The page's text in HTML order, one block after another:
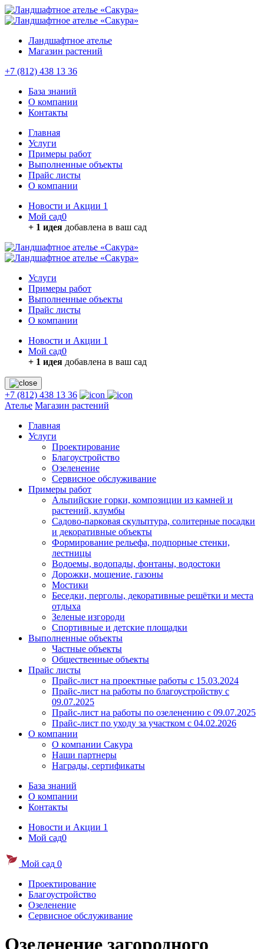
Ландшафтное ателье
Магазин растений
+7 (812) 438 13 36
База знаний
О компании
Контакты
Главная
Услуги
Примеры работ
Выполненные объекты
Прайс листы
О компании
Новости и Акции 1
Мой сад0
+ 1 идея добавлена в ваш сад
Услуги
Примеры работ
Выполненные объекты
Прайс листы
О компании
Новости и Акции 1
Мой сад0
+ 1 идея добавлена в ваш сад
+7 (812) 438 13 36
Ателье Магазин растений
Главная
Услуги
Проектирование
Благоустройство
Озеленение
Сервисное обслуживание
Примеры работ
Альпийские горки, композиции из камней и
растений, клумбы
Садово-парковая скульптура, солитерные посадки
и декоративные объекты
Формирование рельефа, подпорные стенки,
лестницы
Водоемы, водопады, фонтаны, водостоки
Дорожки, мощение, газоны
Мостики
Беседки, перголы, декоративные решётки и места
отдыха
Зеленые изгороди
Спортивные и детские площадки
Выполненные объекты
Частные объекты
Общественные объекты
Прайс листы
Прайс-лист на проектные работы c 15.03.2024
Прайс-лист на работы по благоустройству с
09.07.2025
Прайс-лист на работы по озеленению с 09.07.2025
Прайс-лист по уходу за участком c 04.02.2026
О компании
О компании Сакура
Наши партнеры
Награды, сертификаты
База знаний
О компании
Контакты
Новости и Акции 1
Мой сад0
Мой сад 0
Проектирование
Благоустройство
Озеленение
Сервисное обслуживание
Озеленение загородного